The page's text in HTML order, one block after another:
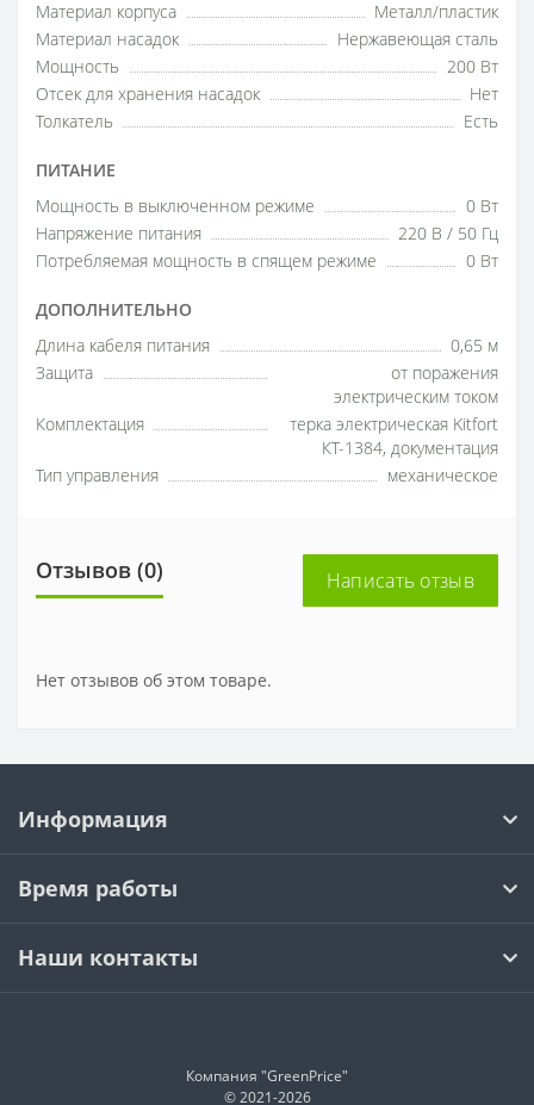
Материал корпуса
Металл/пластик
Материал насадок
Нержавеющая сталь
Мощность
200 Вт
Отсек для хранения насадок
Нет
Толкатель
Есть
ПИТАНИЕ
Мощность в выключенном режиме
0 Вт
Напряжение питания
220 В / 50 Гц
Потребляемая мощность в спящем режиме
0 Вт
ДОПОЛНИТЕЛЬНО
Длина кабеля питания
0,65 м
Защита
от поражения
электрическим током
Комплектация
терка электрическая Kitfort
КТ-1384, документация
Тип управления
механическое
Отзывов (0) Написать отзыв
Нет отзывов об этом товаре.
Информация
Время работы
Наши контакты
Компания "GreenPrice"
© 2021-2026